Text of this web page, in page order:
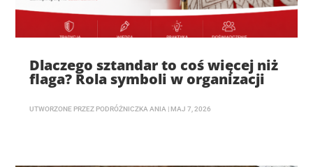
Dlaczego sztandar to coś więcej niż
flaga? Rola symboli w organizacji
UTWORZONE PRZEZ PODRÓŻNICZKA ANIA | MAJ 7, 2026